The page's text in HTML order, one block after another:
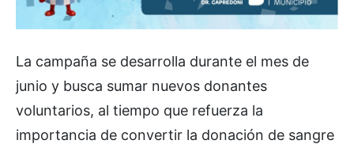
La campaña se desarrolla durante el mes de
junio y busca sumar nuevos donantes
voluntarios, al tiempo que refuerza la
importancia de convertir la donación de sangre